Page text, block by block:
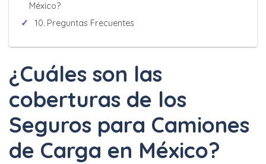
México?
Preguntas Frecuentes
¿Cuáles son las
coberturas de los
Seguros para Camiones
de Carga en México?